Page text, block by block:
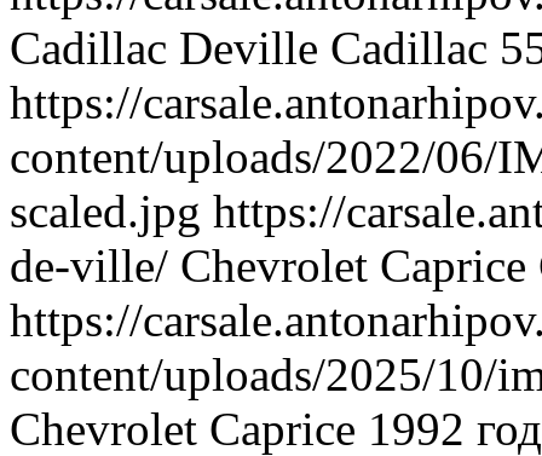
Cadillac Deville Cadillac
https://
content/uploads/2022/06/
scaled.jpg https://
de-ville/ Chevrolet Caprice
https://
content/uploads/2025/10/
Chevrolet Caprice 1992